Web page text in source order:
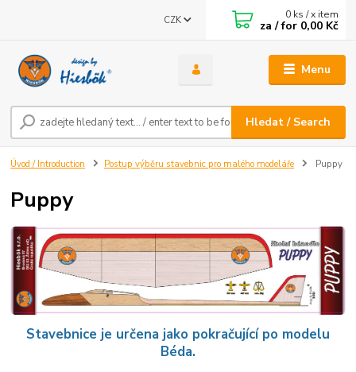
Menu
CZK
Hledat / Search
0 ks / x item
za / for 0,00 Kč
Úvod / Introduction Postup výběru stavebnic pro malého modeláře Puppy
Puppy
Stavebnice je určena jako pokračující po modelu
Béda.